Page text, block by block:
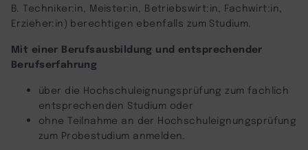
B. Techniker:in, Meister:in, Betriebswirt:in, Fachwirt:in,
Erzieher:in) berechtigen ebenfalls zum Studium.
Mit einer Berufsausbildung und entsprechender
Berufserfahrung
über die Hochschuleignungsprüfung zum fachlich
entsprechenden Studium oder
ohne Teilnahme an der Hochschuleignungsprüfung
zum Probestudium anmelden.